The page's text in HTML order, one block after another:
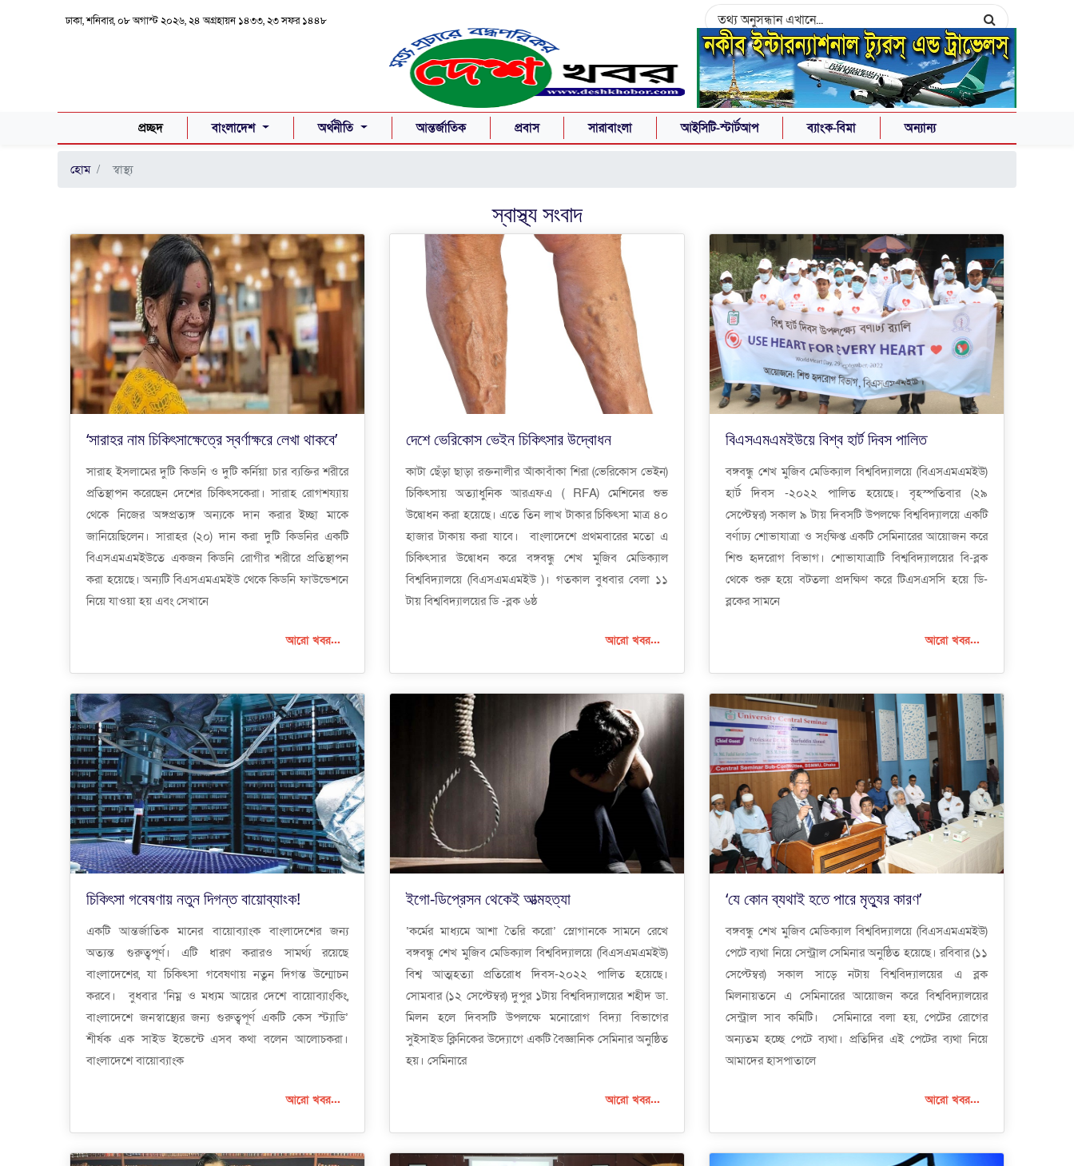
ঢাকা, শনিবার, ০৮ অগাস্ট ২০২৬, ২৪ অগ্রহায়ন ১৪৩৩, ২৩ সফর ১৪৪৮
প্রচ্ছদ(CURRENT)বাংলাদেশ অর্থনীতি আন্তর্জাতিক প্রবাস সারাবাংলা আইসিটি-স্টার্টআপ ব্যাংক-বিমা অন্যান্য
হোম স্বাস্থ্য
স্বাস্থ্যসংবাদ
‘সারাহর নাম চিকিৎসাক্ষেত্রে স্বর্ণাক্ষরে লেখা থাকবে’
সারাহ ইসলামের দুটি কিডনি ও দুটি কর্নিয়া চার ব্যক্তির শরীরে
প্রতিস্থাপন করেছেন দেশের চিকিৎসকেরা। সারাহ রোগশয্যায়
থেকে নিজের অঙ্গপ্রত্যঙ্গ অন্যকে দান করার ইচ্ছা মাকে
জানিয়েছিলেন। সারাহর (২০) দান করা দুটি কিডনির একটি
বিএসএমএমইউতে একজন কিডনি রোগীর শরীরে প্রতিস্থাপন
করা হয়েছে। অন্যটি বিএসএমএমইউ থেকে কিডনি ফাউন্ডেশনে
নিয়ে যাওয়া হয় এবং সেখানে
আরো খবর...
দেশে ভেরিকোস ভেইন চিকিৎসার উদ্বোধন
কাটা ছেঁড়া ছাড়া রক্তনালীর আঁকাবাঁকা শিরা (ভেরিকোস ভেইন)
চিকিৎসায় অত্যাধুনিক আরএফএ ( RFA) মেশিনের শুভ
উদ্বোধন করা হয়েছে। এতে তিন লাখ টাকার চিকিৎসা মাত্র ৪০
হাজার টাকায় করা যাবে। বাংলাদেশে প্রথমবারের মতো এ
চিকিৎসার উদ্বোধন করে বঙ্গবন্ধু শেখ মুজিব মেডিক্যাল
বিশ্ববিদ্যালয়ে (বিএসএমএমইউ )। গতকাল বুধবার বেলা ১১
টায় বিশ্ববিদ্যালয়ের ডি -ব্লক ৬ষ্ঠ
আরো খবর...
বিএসএমএমইউয়ে বিশ্ব হার্ট দিবস পালিত
বঙ্গবন্ধু শেখ মুজিব মেডিক্যাল বিশ্ববিদ্যালয়ে (বিএসএমএমইউ)
হার্ট দিবস -২০২২ পালিত হয়েছে। বৃহস্পতিবার (২৯
সেপ্টেম্বর) সকাল ৯ টায় দিবসটি উপলক্ষে বিশ্ববিদ্যালয়ে একটি
বর্ণাঢ্য শোভাযাত্রা ও সংক্ষিপ্ত একটি সেমিনারের আয়োজন করে
শিশু হৃদরোগ বিভাগ। শোভাযাত্রাটি বিশ্ববিদ্যালয়ের বি-ব্লক
থেকে শুরু হয়ে বটতলা প্রদক্ষিণ করে টিএসএসসি হয়ে ডি-
ব্লকের সামনে
আরো খবর...
চিকিৎসা গবেষণায় নতুন দিগন্ত বায়োব্যাংক!
একটি আন্তর্জাতিক মানের বায়োব্যাংক বাংলাদেশের জন্য
অত্যন্ত গুরুত্বপূর্ণ। এটি ধারণ করারও সামর্থ্য রয়েছে
বাংলাদেশের, যা চিকিৎসা গবেষণায় নতুন দিগন্ত উন্মোচন
করবে। বুধবার ‘নিম্ন ও মধ্যম আয়ের দেশে বায়োব্যাংকিং,
বাংলাদেশে জনস্বাস্থ্যের জন্য গুরুত্বপূর্ণ একটি কেস স্ট্যাডি’
শীর্ষক এক সাইড ইভেন্টে এসব কথা বলেন আলোচকরা।
বাংলাদেশে বায়োব্যাংক
আরো খবর...
ইগো-ডিপ্রেসন থেকেই আত্মহত্যা
‘কর্মের মাধ্যমে আশা তৈরি করো’ স্লোগানকে সামনে রেখে
বঙ্গবন্ধু শেখ মুজিব মেডিক্যাল বিশ্ববিদ্যালয়ে (বিএসএমএমইউ)
বিশ্ব আত্মহত্যা প্রতিরোধ দিবস-২০২২ পালিত হয়েছে।
সোমবার (১২ সেপ্টেম্বর) দুপুর ১টায় বিশ্ববিদ্যালয়ের শহীদ ডা.
মিলন হলে দিবসটি উপলক্ষে মনোরোগ বিদ্যা বিভাগের
সুইসাইড ক্লিনিকের উদ্যোগে একটি বৈজ্ঞানিক সেমিনার অনুষ্ঠিত
হয়। সেমিনারে
আরো খবর...
‘যে কোন ব্যথাই হতে পারে মৃত্যুর কারণ’
বঙ্গবন্ধু শেখ মুজিব মেডিক্যাল বিশ্ববিদ্যালয়ে (বিএসএমএমইউ)
পেটে ব্যথা নিয়ে সেন্ট্রাল সেমিনার অনুষ্ঠিত হয়েছে। রবিবার (১১
সেপ্টেম্বর) সকাল সাড়ে নটায় বিশ্ববিদ্যালয়ের এ ব্লক
মিলনায়তনে এ সেমিনারের আয়োজন করে বিশ্ববিদ্যালয়ের
সেন্ট্রাল সাব কমিটি। সেমিনারে বলা হয়, পেটের রোগের
অন্যতম হচ্ছে পেটে ব্যথা। প্রতিদির এই পেটের ব্যথা নিয়ে
আমাদের হাসপাতালে
আরো খবর...